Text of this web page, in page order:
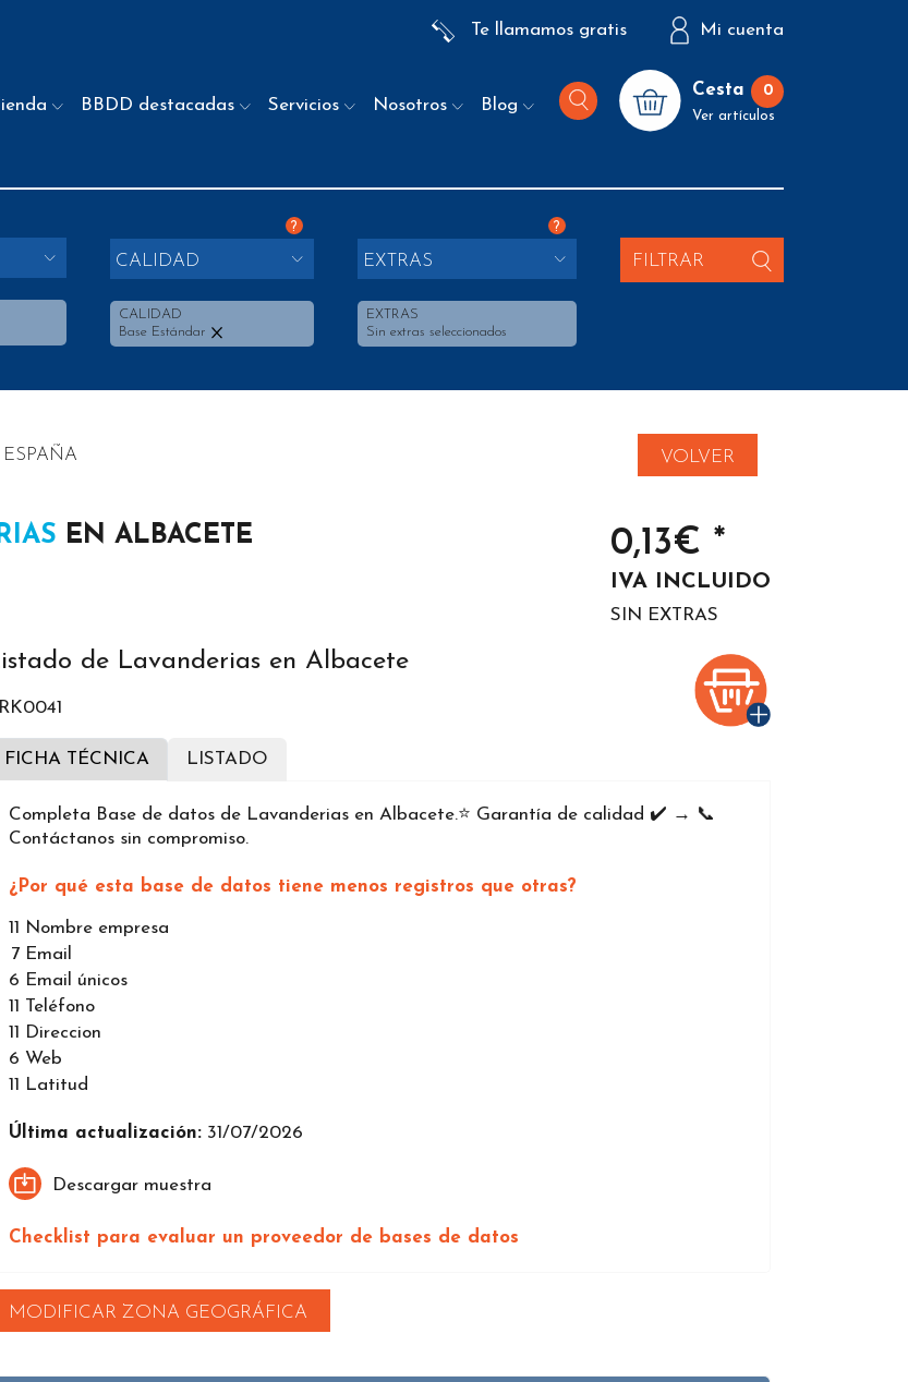
Te llamamos gratis Mi cuenta
BBDD destacadas Servicios Nosotros Blog
Cesta 0
Ver artículos
?
CALIDAD
CALIDAD
Base Estándar
?
EXTRAS
EXTRAS
Sin extras seleccionados
FILTRAR
VOLVER
EN ALBACETE 0,13€ *
IVA INCLUIDO
SIN EXTRAS
de Lavanderias en Albacete
FICHA TÉCNICA LISTADO
Completa Base de datos de Lavanderias en Albacete.⭐️ Garantía de calidad ✔️ → 📞
Contáctanos sin compromiso.
¿Por qué esta base de datos tiene menos registros que otras?
11
Nombre empresa
7 Email
6 Email únicos
11 Teléfono
11
Direccion
6 Web
11
Latitud
Última actualización: 31/07/2026
Descargar muestra
Checklist para evaluar un proveedor de bases de datos
MODIFICAR ZONA GEOGRÁFICA